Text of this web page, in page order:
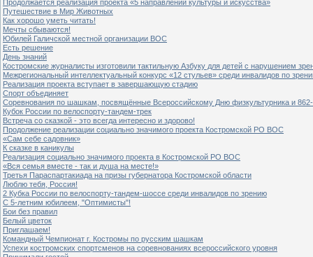
Продолжается реализация проекта «5 направлений культуры и искусства»
Путешествие в Мир Животных
Как хорошо уметь читать!
Мечты сбываются!
Юбилей Галичской местной организации ВОС
Есть решение
День знаний
Костромские журналисты изготовили тактильную Азбуку для детей с нарушением
Межрегиональный интеллектуальный конкурс «12 стульев» среди инвалидов по
Реализация проекта вступает в завершающую стадию
Спорт объединяет
Соревнования по шашкам, посвящённые Всероссийскому Дню физкультурника и
Кубок России по велоспорту-тандем-трек
Встреча со сказкой - это всегда интересно и здорово!
Продолжение реализации социально значимого проекта Костромской РО ВОС
«Сам себе садовник»
К сказке в каникулы
Реализация социально значимого проекта в Костромской РО ВОС
«Вся семья вместе - так и душа на месте!»
Третья Параспартакиада на призы губернатора Костромской области
Люблю тебя, Россия!
2 Кубка России по велоспорту-тандем-шоссе среди инвалидов по зрению
С 5-летним юбилеем, "Оптимисты"!
Бои без правил
Белый цветок
Приглашаем!
Командный Чемпионат г. Костромы по русским шашкам
Успехи костромских спортсменов на соревнованиях всероссийского уровня